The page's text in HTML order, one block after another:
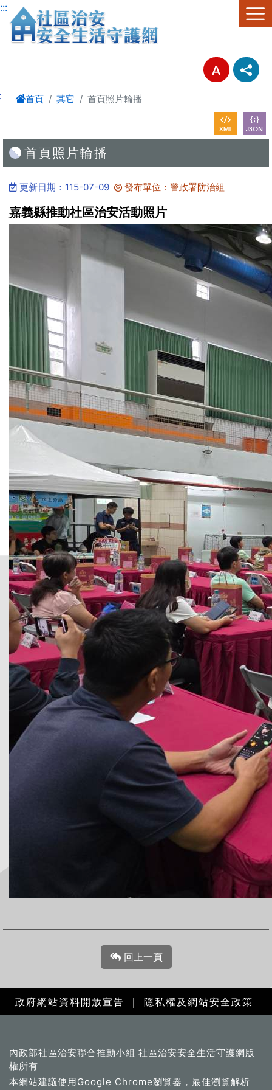
跳至主要內容區塊
:::
首頁 其它 首頁照片輪播
首頁照片輪播
更新日期：115-07-09 發布單位：警政署防治組
嘉義縣推動社區治安活動照片
回上一頁
政府網站資料開放宣告 ｜ 隱私權及網站安全政策
內政部社區治安聯合推動小組 社區治安安全生活守護網版
權所有
本網站建議使用Google Chrome瀏覽器，最佳瀏覽解析